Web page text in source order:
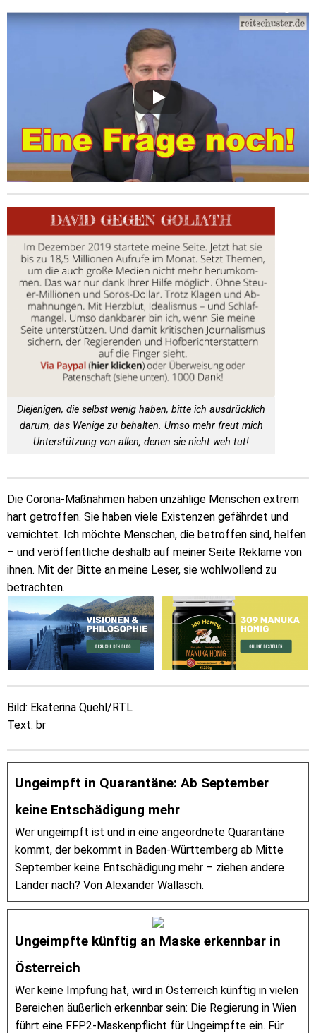
Diejenigen, die selbst wenig haben, bitte ich ausdrücklich
darum, das Wenige zu behalten. Umso mehr freut mich
Unterstützung von allen, denen sie nicht weh tut!
Die Corona-Maßnahmen haben unzählige Menschen extrem
hart getroffen. Sie haben viele Existenzen gefährdet und
vernichtet. Ich möchte Menschen, die betroffen sind, helfen
– und veröffentliche deshalb auf meiner Seite Reklame von
ihnen. Mit der Bitte an meine Leser, sie wohlwollend zu
betrachten.
Bild: Ekaterina Quehl/RTL
Text: br
Ungeimpft in Quarantäne: Ab September
keine Entschädigung mehr
Wer ungeimpft ist und in eine angeordnete Quarantäne
kommt, der bekommt in Baden-Württemberg ab Mitte
September keine Entschädigung mehr – ziehen andere
Länder nach? Von Alexander Wallasch.
Ungeimpfte künftig an Maske erkennbar in
Österreich
Wer keine Impfung hat, wird in Österreich künftig in vielen
Bereichen äußerlich erkennbar sein: Die Regierung in Wien
führt eine FFP2-Maskenpflicht für Ungeimpfte ein. Für